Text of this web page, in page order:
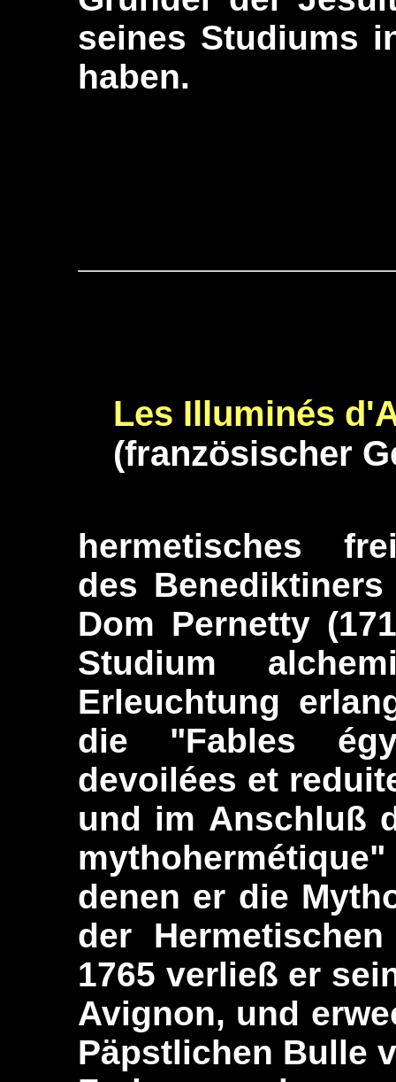
seines Studiums
haben.
Les Illuminés
(französischer
hermetisches
des
Dom Pernetty
Studium
Erleuchtung
die "Fables
devoilées et
und im Anschluß
denen er die
der
1765 verließ er
Avignon, und
Päpstlichen Bulle